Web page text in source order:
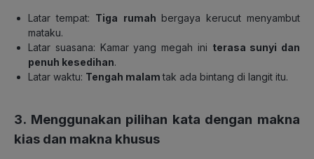
Latar tempat: Tiga rumah bergaya kerucut menyambut
mataku.
Latar suasana: Kamar yang megah ini terasa sunyi dan
penuh kesedihan.
Latar waktu: Tengah malamtak ada bintang di langit itu.
3. Menggunakan pilihan kata dengan makna
kias dan makna khusus